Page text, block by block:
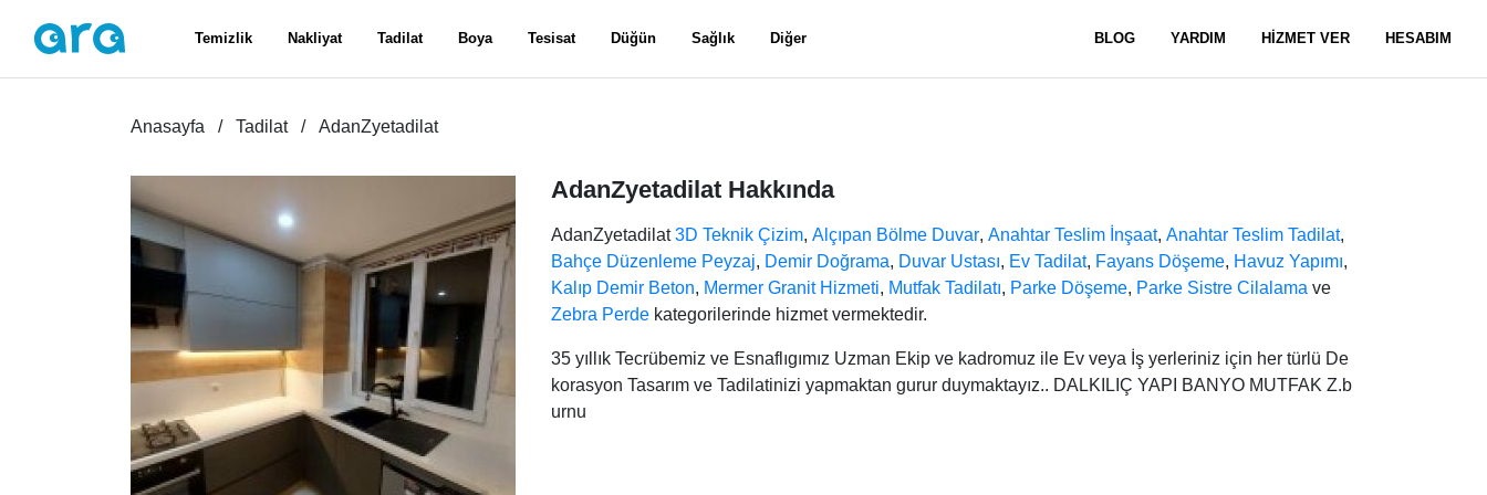
Temizlik Nakliyat Tadilat Boya Tesisat Düğün Sağlık Diğer BLOG YARDIM HİZMET VER HESABIM
Anasayfa Tadilat AdanZyetadilat
AdanZyetadilat Hakkında
AdanZyetadilat3D Teknik Çizim, Alçıpan Bölme Duvar, Anahtar Teslim İnşaat, Anahtar Teslim Tadilat,
Bahçe Düzenleme Peyzaj, Demir Doğrama, Duvar Ustası, Ev Tadilat, Fayans Döşeme, Havuz Yapımı,
Kalıp Demir Beton, Mermer Granit Hizmeti, Mutfak Tadilatı, Parke Döşeme, Parke Sistre Cilalama ve
Zebra Perde kategorilerinde hizmet vermektedir.
35 yıllık Tecrübemiz ve Esnaflıgımız Uzman Ekip ve kadromuz ile Ev veya İş yerleriniz için her türlü De
korasyon Tasarım ve Tadilatinizi yapmaktan gurur duymaktayız.. DALKILIÇ YAPI BANYO MUTFAK Z.b
urnu